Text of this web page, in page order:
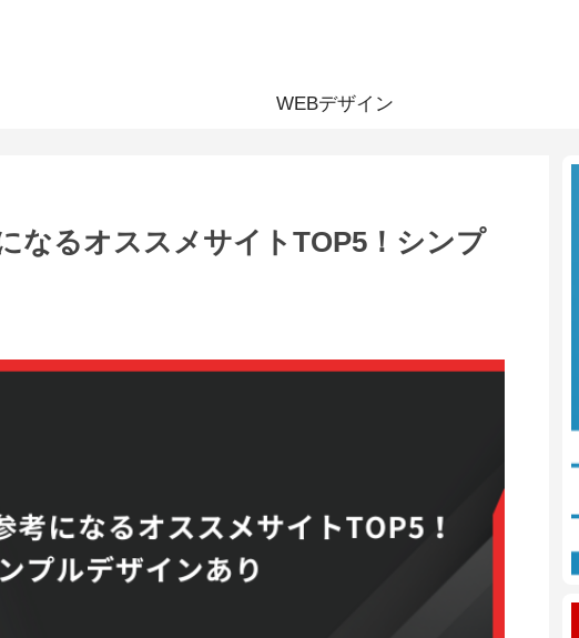
WEBデザイン
なるオススメサイトTOP5！シンプ